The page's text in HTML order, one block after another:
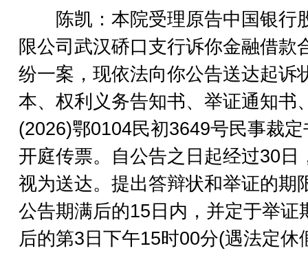
陈凯：本院受理原告中国银行
限公司武汉硚口支行诉你金融借款
纷一案，现依法向你公告送达起诉
本、权利义务告知书、举证通知书
(2026)鄂0104民初3649号民事裁定
开庭传票。自公告之日起经过30日
视为送达。提出答辩状和举证的期
公告期满后的15日内，并定于举证
后的第3日下午15时00分(遇法定休